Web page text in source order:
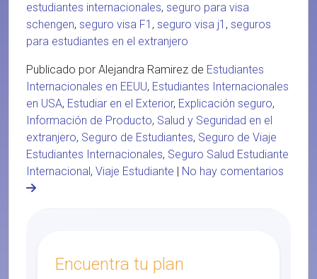
estudiantes internacionales, seguro para visa
schengen, seguro visa F1 , seguro visa j1 , seguros
para estudiantes en el extranjero
Publicado por Alejandra Ramirez de Estudiantes
Internacionales en EEUU, Estudiantes Internacionales
en USA, Estudiar en el Exterior, Explicación seguro,
Información de Producto, Salud y Seguridad en el
extranjero, Seguro de Estudiantes, Seguro de Viaje
Estudiantes Internacionales, Seguro Salud Estudiante
Internacional, Viaje Estudiante | No hay comentarios
Encuentra tu plan